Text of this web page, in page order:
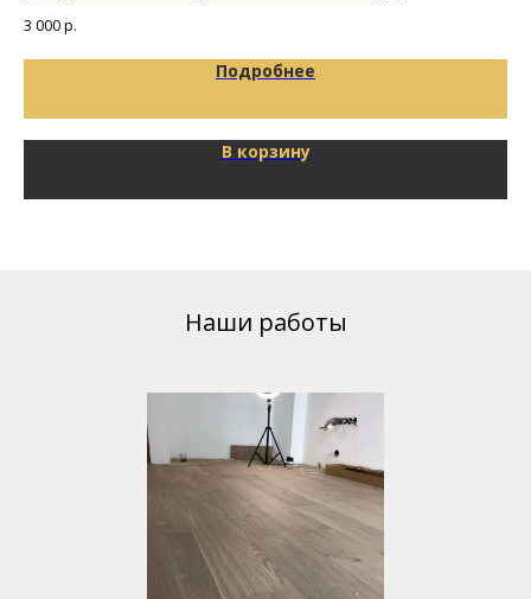
3 000р.
Подробнее
В корзину
Наши работы